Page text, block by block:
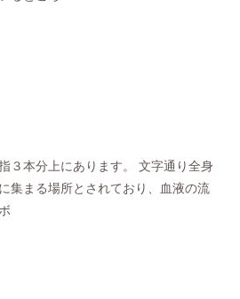
３本分上にあります。 文字通り全身
集まる場所とされており、血液の流